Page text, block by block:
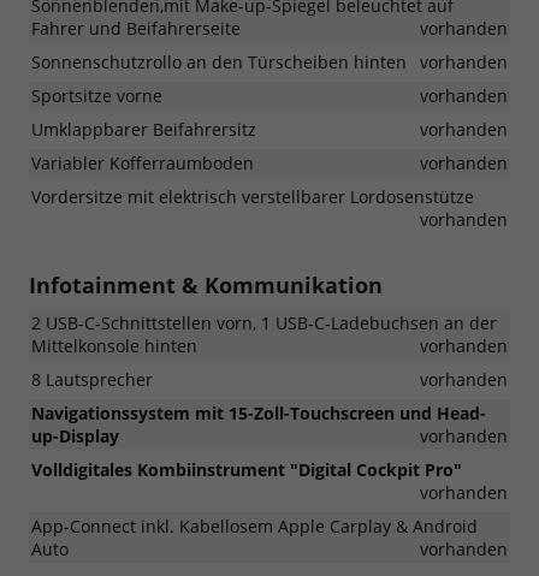
Sonnenblenden,mit Make-up-Spiegel beleuchtet auf
Fahrer und Beifahrerseite
vorhanden
Sonnenschutzrollo an den Türscheiben hinten
vorhanden
Sportsitze vorne
vorhanden
Umklappbarer Beifahrersitz
vorhanden
Variabler Kofferraumboden
vorhanden
Vordersitze mit elektrisch verstellbarer Lordosenstütze
vorhanden
Infotainment & Kommunikation
2 USB-C-Schnittstellen vorn, 1 USB-C-Ladebuchsen an der
Mittelkonsole hinten
vorhanden
8 Lautsprecher
vorhanden
Navigationssystem mit 15-Zoll-Touchscreen und Head-
up-Display
vorhanden
Volldigitales Kombiinstrument "Digital Cockpit Pro"
vorhanden
App-Connect inkl. Kabellosem Apple Carplay & Android
Auto
vorhanden